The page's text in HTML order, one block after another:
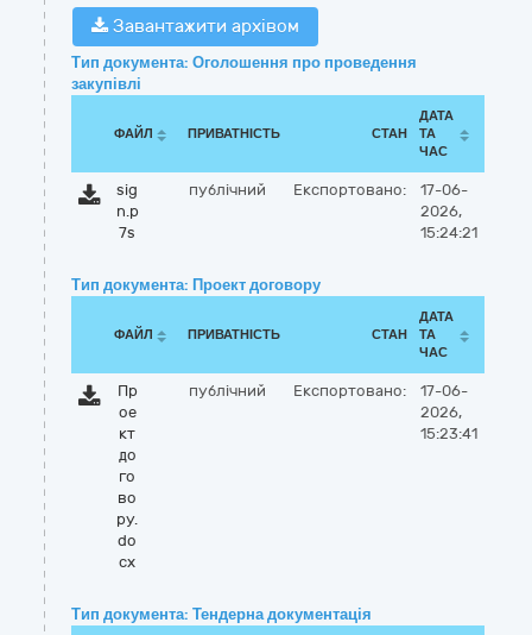
Завантажити архівом
Тип документа: Оголошення про проведення
закупівлі
ФАЙЛ ПРИВАТНІСТЬ СТАН
ДАТА
ТА
ЧАС
sig
n.p
7s
публічний Експортовано:
17-06-
2026,
15:24:21
Тип документа: Проект договору
ФАЙЛ ПРИВАТНІСТЬ СТАН
ДАТА
ТА
ЧАС
Пр
ое
кт
до
го
во
ру.
do
cx
публічний Експортовано:
17-06-
2026,
15:23:41
Тип документа: Тендерна документація